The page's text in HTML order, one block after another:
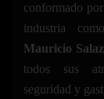
conformado
industria
Mauricio
todos sus
seguridad y